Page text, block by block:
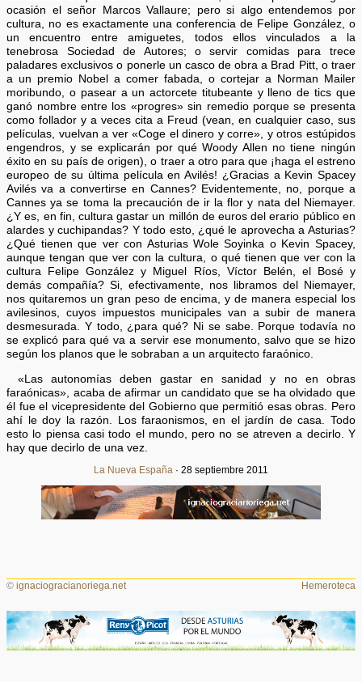
ocasión el señor Marcos Vallaure; pero si algo entendemos por
cultura, no es exactamente una conferencia de Felipe González, o
un encuentro entre amiguetes, todos ellos vinculados a la
tenebrosa Sociedad de Autores; o servir comidas para trece
paladares exclusivos o ponerle un casco de obra a Brad Pitt, o traer
a un premio Nobel a comer fabada, o cortejar a Norman Mailer
moribundo, o pasear a un actorcete titubeante y lleno de tics que
ganó nombre entre los «progres» sin remedio porque se presenta
como follador y a veces cita a Freud (vean, en cualquier caso, sus
películas, vuelvan a ver «Coge el dinero y corre», y otros estúpidos
engendros, y se explicarán por qué Woody Allen no tiene ningún
éxito en su país de origen), o traer a otro para que ¡haga el estreno
europeo de su última película en Avilés! ¿Gracias a Kevin Spacey
Avilés va a convertirse en Cannes? Evidentemente, no, porque a
Cannes ya se toma la precaución de ir la flor y nata del Niemayer.
¿Y es, en fin, cultura gastar un millón de euros del erario público en
alardes y cuchipandas? Y todo esto, ¿qué le aprovecha a Asturias?
¿Qué tienen que ver con Asturias Wole Soyinka o Kevin Spacey,
aunque tengan que ver con la cultura, o qué tienen que ver con la
cultura Felipe González y Miguel Ríos, Víctor Belén, el Bosé y
demás compañía? Si, efectivamente, nos libramos del Niemayer,
nos quitaremos un gran peso de encima, y de manera especial los
avilesinos, cuyos impuestos municipales van a subir de manera
desmesurada. Y todo, ¿para qué? Ni se sabe. Porque todavía no
se explicó para qué va a servir ese monumento, salvo que se hizo
según los planos que le sobraban a un arquitecto faraónico.
«Las autonomías deben gastar en sanidad y no en obras
faraónicas», acaba de afirmar un candidato que se ha olvidado que
él fue el vicepresidente del Gobierno que permitió esas obras. Pero
ahí le doy la razón. Los faraonismos, en el jardín de casa. Todo
esto lo piensa casi todo el mundo, pero no se atreven a decirlo. Y
hay que decirlo de una vez.
La Nueva España · 28 septiembre 2011
©ignaciogracianoriega.net Hemeroteca